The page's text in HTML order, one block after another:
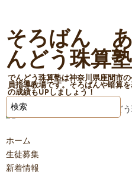
そろばん
んどう珠算塾
でんどう珠算塾は神奈川県座間市
員指導教場です。そろばんや暗算
の成績もUPしましょう！
ホーム
生徒募集
新着情報